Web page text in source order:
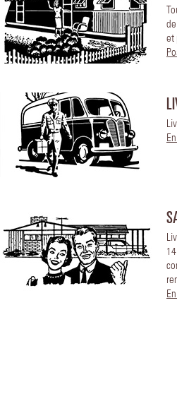
et